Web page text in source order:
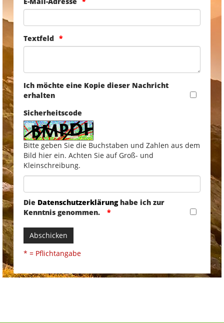
Textfeld
Ich möchte eine Kopie dieser Nachricht
erhalten
Sicherheitscode
Bitte geben Sie die Buchstaben und Zahlen aus dem
Bild hier ein. Achten Sie auf Groß- und
Kleinschreibung.
Die Datenschutzerklärunghabe ich zur
Kenntnis genommen.
Abschicken
* = Pflichtangabe